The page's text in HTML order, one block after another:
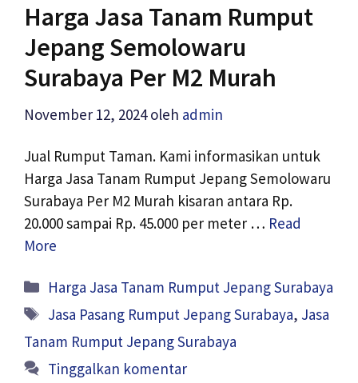
Harga Jasa Tanam Rumput
Jepang Semolowaru
Surabaya Per M2 Murah
November 12, 2024 oleh admin
Jual Rumput Taman. Kami informasikan untuk
Harga Jasa Tanam Rumput Jepang Semolowaru
Surabaya Per M2 Murah kisaran antara Rp.
20.000 sampai Rp. 45.000 per meter … Read
More
Kategori
Harga Jasa Tanam Rumput Jepang Surabaya
Tag
Jasa Pasang Rumput Jepang Surabaya, Jasa
Tanam Rumput Jepang Surabaya
Tinggalkan komentar